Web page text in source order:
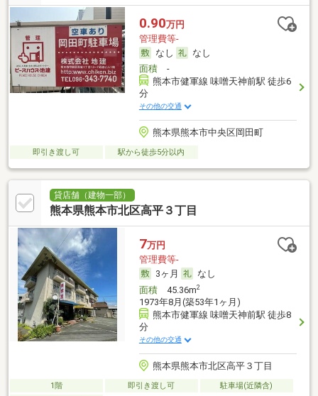
0.90万円
管理費等-
なし
なし
面積-
熊本市健軍線 味噌天神前駅 徒歩6
分
その他の交通
熊本県熊本市中央区岡田町
即引き渡し可 駅から徒歩5分以内
貸店舗（建物一部）
熊本県熊本市北区高平３丁目
7万円
管理費等-
3ヶ月
なし
面積45.36m2
1973年8月(築53年1ヶ月)
熊本市健軍線 味噌天神前駅 徒歩8
分
その他の交通
熊本県熊本市北区高平３丁目
1階 即引き渡し可
駐車場(近隣含)